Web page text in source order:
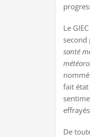
Le
second
santé
fait état
De